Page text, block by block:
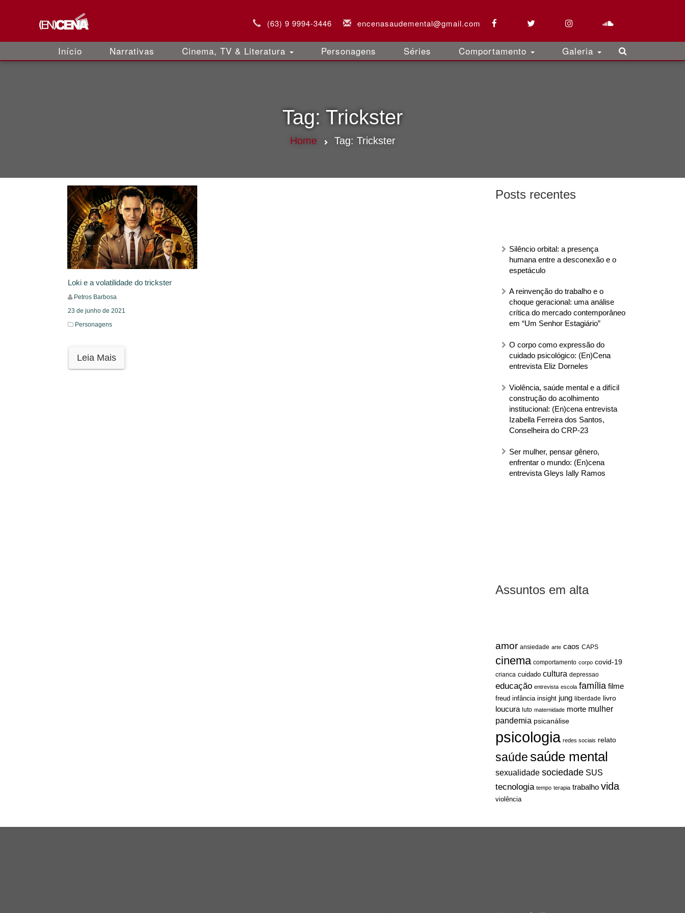
(63) 9 9994-3446 encenasaudemental@gmail.com
Início Narrativas Cinema, TV & Literatura Personagens Séries Comportamento Galeria
Tag: Trickster
Home Tag: Trickster
Posts recentes
Silêncio orbital: a presença
humana entre a desconexão e o
espetáculo
A reinvenção do trabalho e o
choque geracional: uma análise
crítica do mercado contemporâneo
em “Um Senhor Estagiário”
O corpo como expressão do
cuidado psicológico: (En)Cena
entrevista Eliz Dorneles
Violência, saúde mental e a difícil
construção do acolhimento
institucional: (En)cena entrevista
Izabella Ferreira dos Santos,
Conselheira do CRP-23
Ser mulher, pensar gênero,
enfrentar o mundo: (En)cena
entrevista Gleys Ially Ramos
Assuntos em alta
amor ansiedade arte caos CAPS
cinema comportamento corpo covid-19
crianca cuidado cultura depressao
educação entrevista escola família filme
freud infância insight jung liberdade livro
loucura luto maternidade morte mulher
pandemia psicanálise
psicologia redes sociais relato
saúdesaúde mental
sexualidade sociedade SUS
tecnologia tempo terapia trabalho vida
violência
Loki e a volatilidade do trickster
Petros Barbosa
23 de junho de 2021
Personagens
Leia Mais